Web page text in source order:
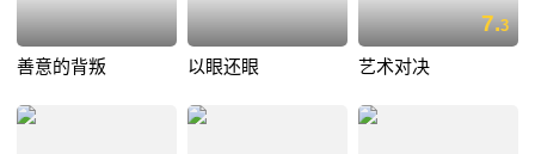
善意的背叛 以眼还眼
7.3
艺术对决